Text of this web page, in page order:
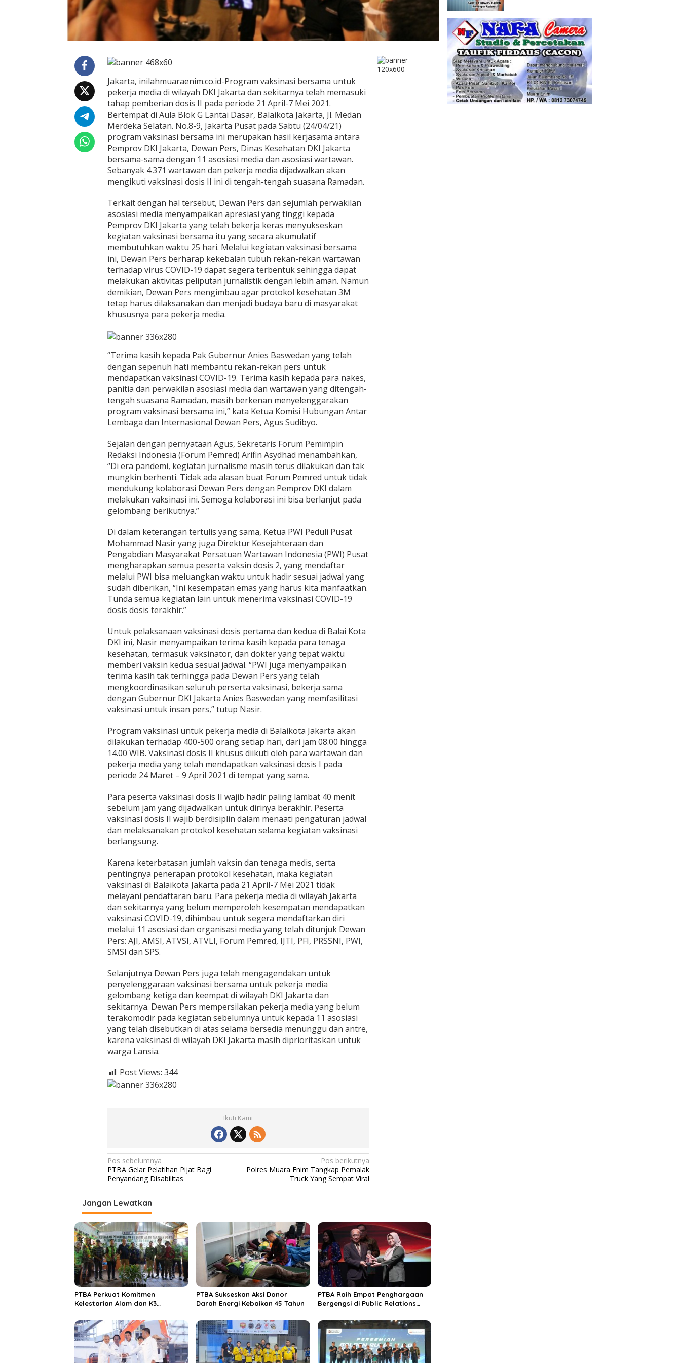
D
n
e
r
s
M
e
n
g
a
p
r
e
s
a
s
i
K
o
m
t
m
e
n
P
e
m
r
v
D
K
I
J
a
k
a
r
a
Jakarta, inilahmuaraenim.co.id-Program vaksinasi bersama untuk
pekerja media di wilayah DKI Jakarta dan sekitarnya telah memasuki
tahap pemberian dosis II pada periode 21 April-7 Mei 2021.
Bertempat di Aula Blok G Lantai Dasar, Balaikota Jakarta, Jl. Medan
Merdeka Selatan. No.8-9, Jakarta Pusat pada Sabtu (24/04/21)
program vaksinasi bersama ini merupakan hasil kerjasama antara
Pemprov DKI Jakarta, Dewan Pers, Dinas Kesehatan DKI Jakarta
bersama-sama dengan 11 asosiasi media dan asosiasi wartawan.
Sebanyak 4.371 wartawan dan pekerja media dijadwalkan akan
mengikuti vaksinasi dosis II ini di tengah-tengah suasana Ramadan.
Terkait dengan hal tersebut, Dewan Pers dan sejumlah perwakilan
asosiasi media menyampaikan apresiasi yang tinggi kepada
Pemprov DKI Jakarta yang telah bekerja keras menyukseskan
kegiatan vaksinasi bersama itu yang secara akumulatif
membutuhkan waktu 25 hari. Melalui kegiatan vaksinasi bersama
ini, Dewan Pers berharap kekebalan tubuh rekan-rekan wartawan
terhadap virus COVID-19 dapat segera terbentuk sehingga dapat
melakukan aktivitas peliputan jurnalistik dengan lebih aman. Namun
demikian, Dewan Pers mengimbau agar protokol kesehatan 3M
tetap harus dilaksanakan dan menjadi budaya baru di masyarakat
khususnya para pekerja media.
“Terima kasih kepada Pak Gubernur Anies Baswedan yang telah
dengan sepenuh hati membantu rekan-rekan pers untuk
mendapatkan vaksinasi COVID-19. Terima kasih kepada para nakes,
panitia dan perwakilan asosiasi media dan wartawan yang ditengah-
tengah suasana Ramadan, masih berkenan menyelenggarakan
program vaksinasi bersama ini,” kata Ketua Komisi Hubungan Antar
Lembaga dan Internasional Dewan Pers, Agus Sudibyo.
Sejalan dengan pernyataan Agus, Sekretaris Forum Pemimpin
Redaksi Indonesia (Forum Pemred) Arifin Asydhad menambahkan,
“Di era pandemi, kegiatan jurnalisme masih terus dilakukan dan tak
mungkin berhenti. Tidak ada alasan buat Forum Pemred untuk tidak
mendukung kolaborasi Dewan Pers dengan Pemprov DKI dalam
melakukan vaksinasi ini. Semoga kolaborasi ini bisa berlanjut pada
gelombang berikutnya.”
Di dalam keterangan tertulis yang sama, Ketua PWI Peduli Pusat
Mohammad Nasir yang juga Direktur Kesejahteraan dan
Pengabdian Masyarakat Persatuan Wartawan Indonesia (PWI) Pusat
mengharapkan semua peserta vaksin dosis 2, yang mendaftar
melalui PWI bisa meluangkan waktu untuk hadir sesuai jadwal yang
sudah diberikan, “Ini kesempatan emas yang harus kita manfaatkan.
Tunda semua kegiatan lain untuk menerima vaksinasi COVID-19
dosis dosis terakhir.”
Untuk pelaksanaan vaksinasi dosis pertama dan kedua di Balai Kota
DKI ini, Nasir menyampaikan terima kasih kepada para tenaga
kesehatan, termasuk vaksinator, dan dokter yang tepat waktu
memberi vaksin kedua sesuai jadwal. “PWI juga menyampaikan
terima kasih tak terhingga pada Dewan Pers yang telah
mengkoordinasikan seluruh perserta vaksinasi, bekerja sama
dengan Gubernur DKI Jakarta Anies Baswedan yang memfasilitasi
vaksinasi untuk insan pers,” tutup Nasir.
Program vaksinasi untuk pekerja media di Balaikota Jakarta akan
dilakukan terhadap 400-500 orang setiap hari, dari jam 08.00 hingga
14.00 WIB. Vaksinasi dosis II khusus diikuti oleh para wartawan dan
pekerja media yang telah mendapatkan vaksinasi dosis I pada
periode 24 Maret – 9 April 2021 di tempat yang sama.
Para peserta vaksinasi dosis II wajib hadir paling lambat 40 menit
sebelum jam yang dijadwalkan untuk dirinya berakhir. Peserta
vaksinasi dosis II wajib berdisiplin dalam menaati pengaturan jadwal
dan melaksanakan protokol kesehatan selama kegiatan vaksinasi
berlangsung.
Karena keterbatasan jumlah vaksin dan tenaga medis, serta
pentingnya penerapan protokol kesehatan, maka kegiatan
vaksinasi di Balaikota Jakarta pada 21 April-7 Mei 2021 tidak
melayani pendaftaran baru. Para pekerja media di wilayah Jakarta
dan sekitarnya yang belum memperoleh kesempatan mendapatkan
vaksinasi COVID-19, dihimbau untuk segera mendaftarkan diri
melalui 11 asosiasi dan organisasi media yang telah ditunjuk Dewan
Pers: AJI, AMSI, ATVSI, ATVLI, Forum Pemred, IJTI, PFI, PRSSNI, PWI,
SMSI dan SPS.
Selanjutnya Dewan Pers juga telah mengagendakan untuk
penyelenggaraan vaksinasi bersama untuk pekerja media
gelombang ketiga dan keempat di wilayah DKI Jakarta dan
sekitarnya. Dewan Pers mempersilakan pekerja media yang belum
terakomodir pada kegiatan sebelumnya untuk kepada 11 asosiasi
yang telah disebutkan di atas selama bersedia menunggu dan antre,
karena vaksinasi di wilayah DKI Jakarta masih diprioritaskan untuk
warga Lansia.
Post Views: 344
Ikuti Kami
N
a
i
g
a
s
i
p
o
s
Pos sebelumnya
PTBA Gelar Pelatihan Pijat Bagi
Penyandang Disabilitas
Pos berikutnya
Polres Muara Enim Tangkap Pemalak
Truck Yang Sempat Viral
Jangan Lewatkan
PTBA Perkuat Komitmen
Kelestarian Alam dan K3
PTBA Sukseskan Aksi Donor
Darah Energi Kebaikan 45 Tahun
PTBA Raih Empat Penghargaan
Bergengsi di Public Relations
Bangun Komunikasi Kredibel dan
Bernilai